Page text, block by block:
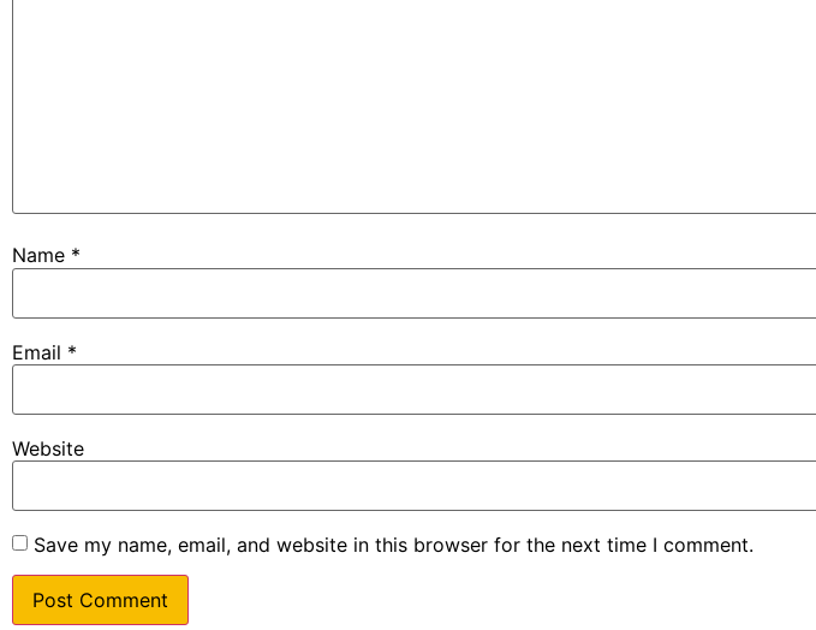
Name *
Email *
Website
Save my name, email, and website in this browser for the next time I comment.